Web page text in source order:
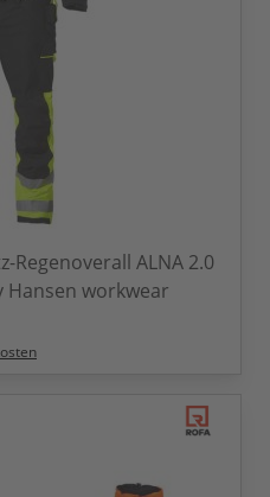
Regenoverall ALNA 2.0
Hansen workwear